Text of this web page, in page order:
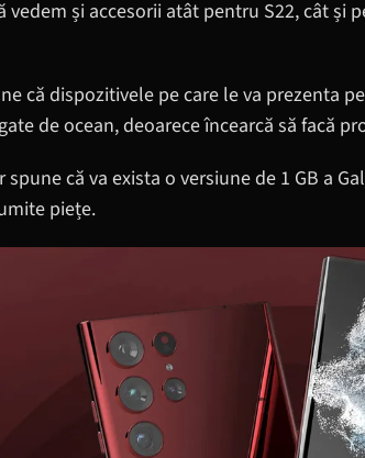
vedem și accesorii atât pentru S22, cât și
că dispozitivele pe care le va prezenta
de ocean, deoarece încearcă să facă
că va exista o versiune de 1 GB a
piețe.